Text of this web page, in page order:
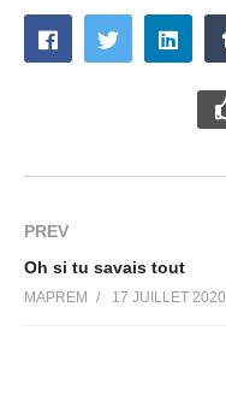
PREV
Oh si tu savais tout
MAPREM 17 JUILLET 2020